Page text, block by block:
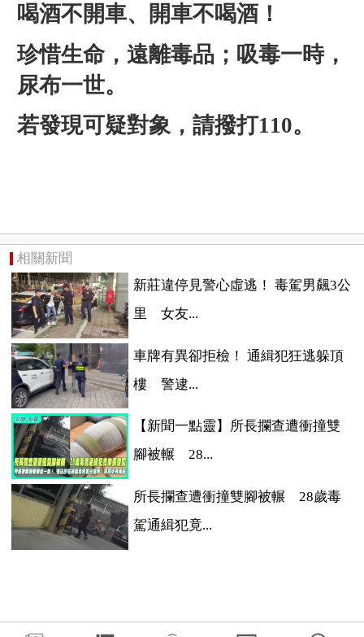
喝酒不開車、開車不喝酒！
珍惜生命，遠離毒品；吸毒一時，
尿布一世。
若發現可疑對象，請撥打110。
相關新聞
新莊違停見警心虛逃！ 毒駕男飆3公
里 女友...
車牌有異卻拒檢！ 通緝犯狂逃躲頂
樓 警逮...
【新聞一點靈】所長攔查遭衝撞雙
腳被輾 28...
所長攔查遭衝撞雙腳被輾 28歲毒
駕通緝犯竟...